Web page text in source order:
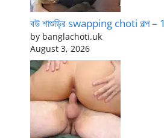
বউ শাশুড়ির swapping choti গল্প – 1
by banglachoti.uk
August 3, 2026